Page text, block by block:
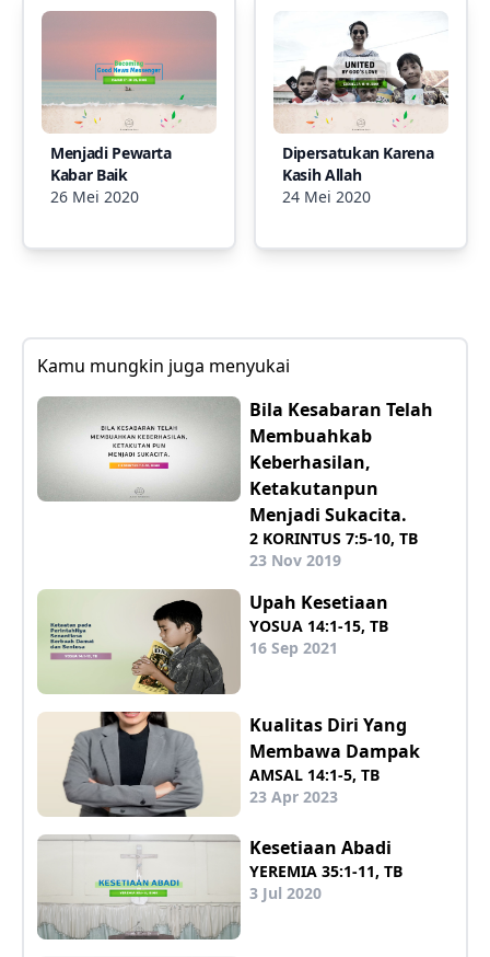
Menjadi Pewarta
Kabar Baik
26 Mei 2020
Dipersatukan Karena
Kasih Allah
24 Mei 2020
Kamu mungkin juga menyukai
Bila Kesabaran Telah
Membuahkab
Keberhasilan,
Ketakutanpun
Menjadi Sukacita.
2 KORINTUS 7:5-10, TB
23 Nov 2019
Upah Kesetiaan
YOSUA 14:1-15, TB
16 Sep 2021
Kualitas Diri Yang
Membawa Dampak
AMSAL 14:1-5, TB
23 Apr 2023
Kesetiaan Abadi
YEREMIA 35:1-11, TB
3 Jul 2020